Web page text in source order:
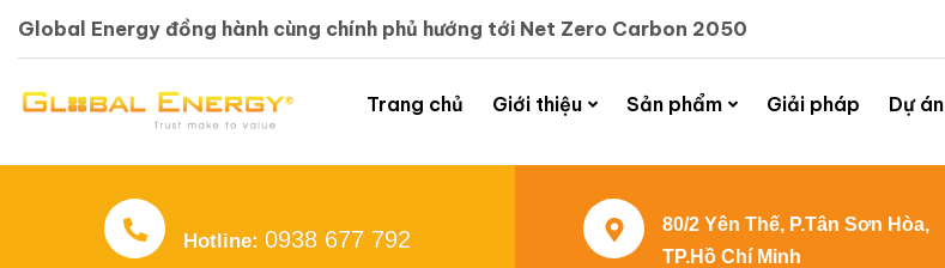
Global Energy đồng hành cùng chính phủ hướng tới Net Zero Carbon 2050
Trang chủ Giới thiệu Sản phẩm Giải pháp Dự án
Hotline: 0938 677 792
80/2 Yên Thế, P.Tân Sơn Hòa,
TP.Hồ Chí Minh